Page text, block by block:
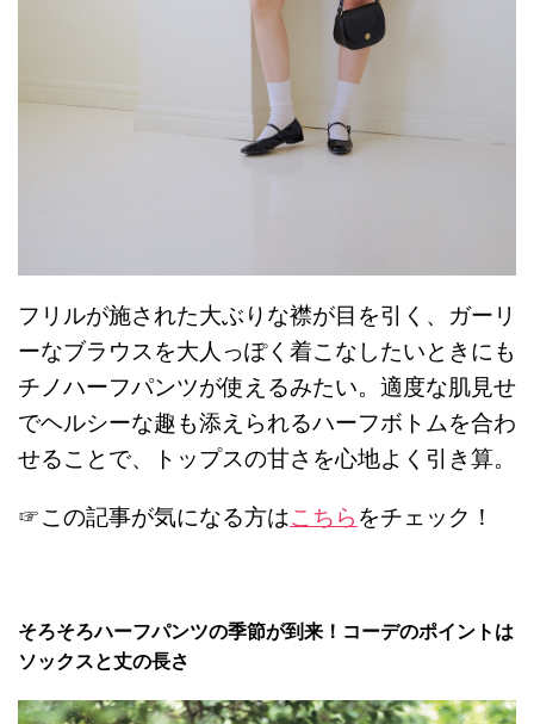
フリルが施された大ぶりな襟が目を引く、ガーリ
ーなブラウスを大人っぽく着こなしたいときにも
チノハーフパンツが使えるみたい。適度な肌見せ
でヘルシーな趣も添えられるハーフボトムを合わ
せることで、トップスの甘さを心地よく引き算。
☞この記事が気になる方はこちらをチェック！
そろそろハーフパンツの季節が到来！コーデのポイントは
ソックスと丈の長さ